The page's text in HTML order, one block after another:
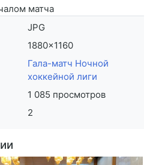
матча
JPG
1880×1160
Гала-матч Ночной
хоккейной лиги
1 085 просмотров
2